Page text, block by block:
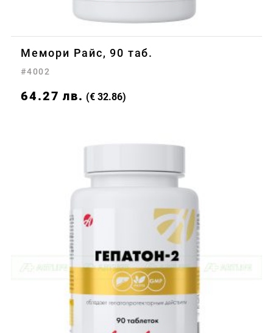
Мемори Райс, 90 таб.
#4002
64.27 лв. (€ 32.86)